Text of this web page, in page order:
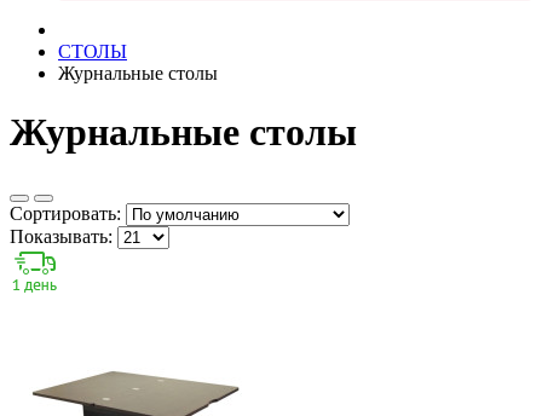
СТОЛЫ
Журнальные столы
Журнальные столы
Сортировать:
Показывать: